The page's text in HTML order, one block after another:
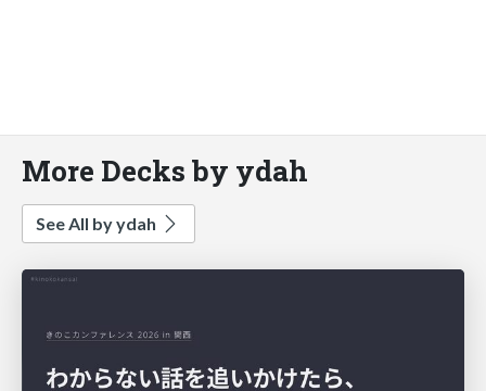
More Decks by ydah
See All by ydah